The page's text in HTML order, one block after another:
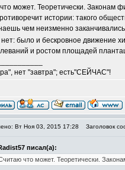
может. Теоретически. Законам
истории: такого
чем неизменно
было и бескровное движение
и ростом площадей
нет "завтра"; есть"СЕЙЧАС"!
Вт Ноя 03, 2015 17:28 Заголовок
писал(а):
что может. Теоретически.